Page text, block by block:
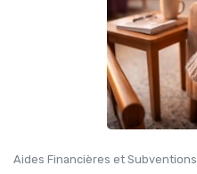
Aides Financières et Subventions